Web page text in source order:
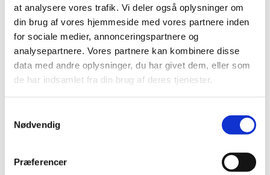
at analysere vores trafik. Vi deler også oplysninger om
din brug af vores hjemmeside med vores partnere inden
for sociale medier, annonceringspartnere og
analysepartnere. Vores partnere kan kombinere disse
data med andre oplysninger, du har givet dem, eller som
de har indsamlet fra din brug af deres tjenester.
Nødvendig
Præferencer
Ole
Du vil måske også kunne lide...